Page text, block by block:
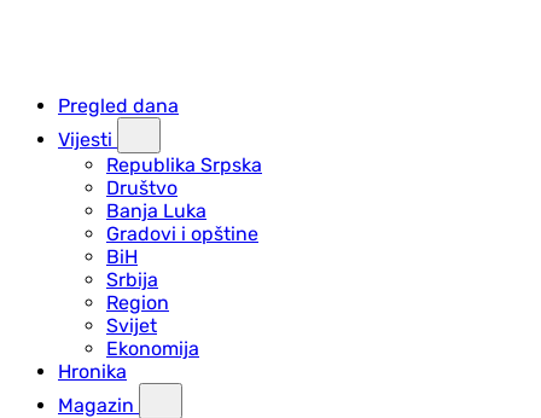
Pregled dana
Vijesti
Republika Srpska
Društvo
Banja Luka
Gradovi i opštine
BiH
Srbija
Region
Svijet
Ekonomija
Hronika
Magazin